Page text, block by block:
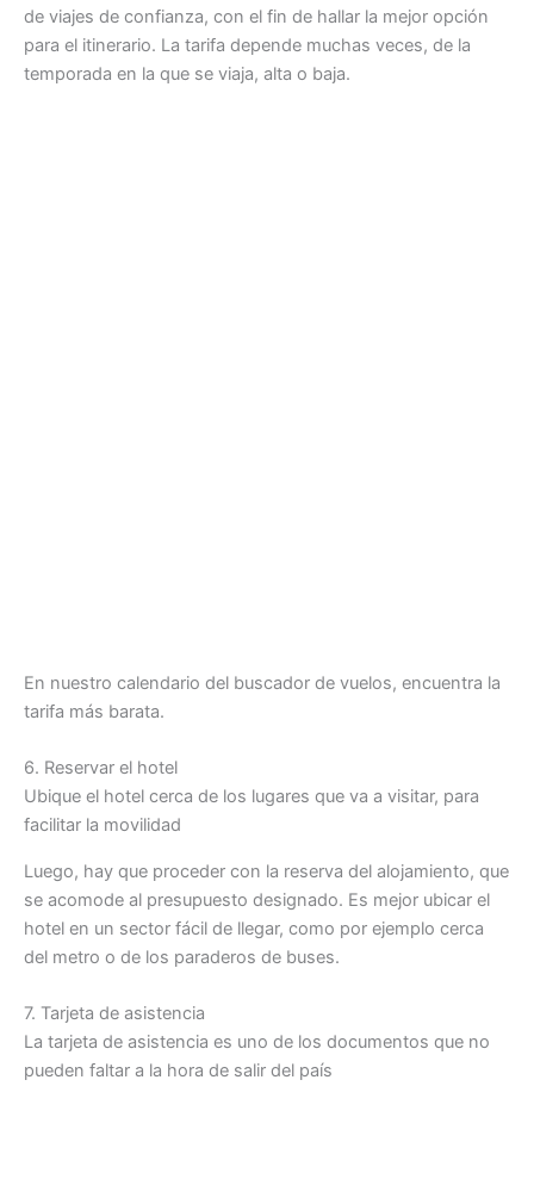
de viajes de confianza, con el fin de hallar la mejor opción
para el itinerario. La tarifa depende muchas veces, de la
temporada en la que se viaja, alta o baja.
En nuestro calendario del buscador de vuelos, encuentra la
tarifa más barata.
6. Reservar el hotel
Ubique el hotel cerca de los lugares que va a visitar, para
facilitar la movilidad
Luego, hay que proceder con la reserva del alojamiento, que
se acomode al presupuesto designado. Es mejor ubicar el
hotel en un sector fácil de llegar, como por ejemplo cerca
del metro o de los paraderos de buses.
7. Tarjeta de asistencia
La tarjeta de asistencia es uno de los documentos que no
pueden faltar a la hora de salir del país